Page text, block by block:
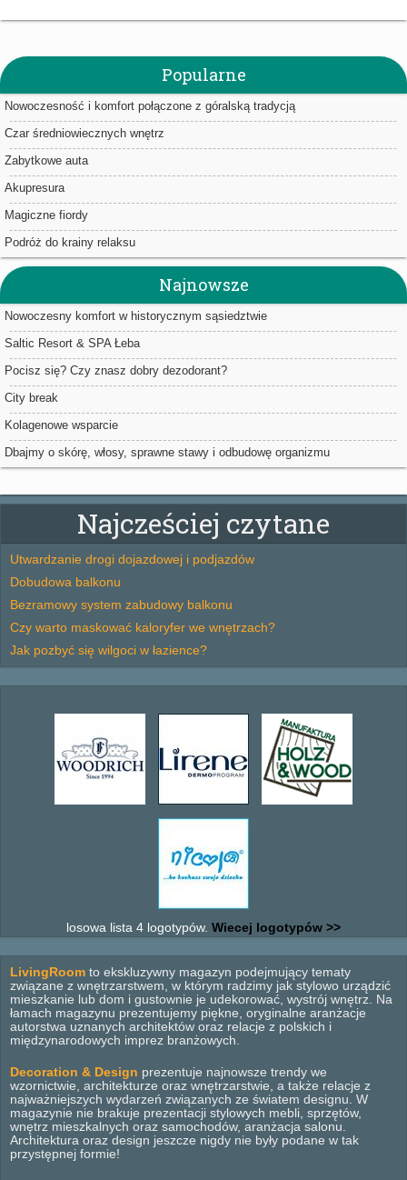
Popularne
Nowoczesność i komfort połączone z góralską tradycją
Czar średniowiecznych wnętrz
Zabytkowe auta
Akupresura
Magiczne fiordy
Podróż do krainy relaksu
Najnowsze
Nowoczesny komfort w historycznym sąsiedztwie
Saltic Resort & SPA Łeba
Pocisz się? Czy znasz dobry dezodorant?
City break
Kolagenowe wsparcie
Dbajmy o skórę, włosy, sprawne stawy i odbudowę organizmu
Najcześciej czytane
Utwardzanie drogi dojazdowej i podjazdów
Dobudowa balkonu
Bezramowy system zabudowy balkonu
Czy warto maskować kaloryfer we wnętrzach?
Jak pozbyć się wilgoci w łazience?
losowa lista 4 logotypów. Wiecej logotypów >>
LivingRoom to ekskluzywny magazyn podejmujący tematy
związane z wnętrzarstwem, w którym radzimy jak stylowo urządzić
mieszkanie lub dom i gustownie je udekorować, wystrój wnętrz. Na
łamach magazynu prezentujemy piękne, oryginalne aranżacje
autorstwa uznanych architektów oraz relacje z polskich i
międzynarodowych imprez branżowych.
Decoration & Design prezentuje najnowsze trendy we
wzornictwie, architekturze oraz wnętrzarstwie, a także relacje z
najważniejszych wydarzeń związanych ze światem designu. W
magazynie nie brakuje prezentacji stylowych mebli, sprzętów,
wnętrz mieszkalnych oraz samochodów, aranżacja salonu.
Architektura oraz design jeszcze nigdy nie były podane w tak
przystępnej formie!